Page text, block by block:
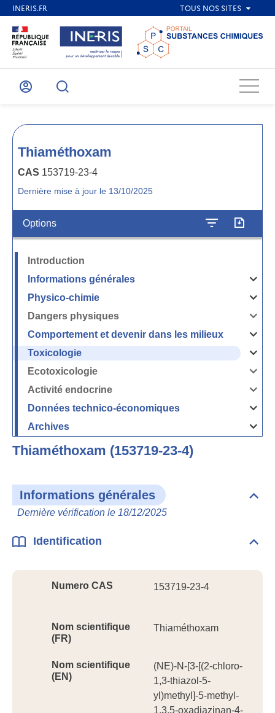
Mon
Recherche
Menu
Thiaméthoxam
CAS 153719-23-4
Dernière mise à jour le 13/10/2025
Options
Introduction
Informations générales
Ouvrir
la
générales
Physico-chimie
Ouvrir
la
chimie
Dangers physiques
Ouvrir
la
Comportement et devenir dans les milieux
Ouvrir
la
et
les
milieux
Toxicologie
Ouvrir
la
Ecotoxicologie
Ouvrir
la
Activité endocrine
Ouvrir
la
endocrine
Données technico-économiques
Ouvrir
la
Données
Archives
Ouvrir
Thiaméthoxam (153719-23-4)
Informations générales
Dernière vérification le 18/12/2025
Identification
Numero CAS 153719-23-4
Nom scientifique
(FR)
Thiaméthoxam
Nom scientifique
(EN)
(NE)-N-[3-[(2-chloro-
1,3-thiazol-5-
yl)methyl]-5-methyl-
1,3,5-oxadiazinan-4-